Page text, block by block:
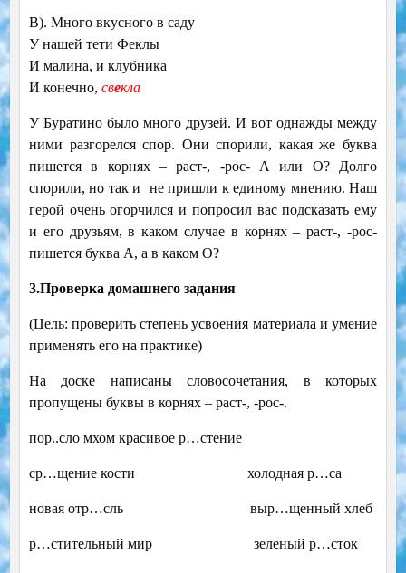
В). Много вкусного в саду
У нашей тети Феклы
И малина, и клубника
И конечно, свекла
У Буратино было много друзей. И вот однажды между
ними разгорелся спор. Они спорили, какая же буква
пишется в корнях – раст-, -рос- А или О? Долго
спорили, но так и не пришли к единому мнению. Наш
герой очень огорчился и попросил вас подсказать ему
и его друзьям, в каком случае в корнях – раст-, -рос-
пишется буква А, а в каком О?
3.Проверка домашнего задания
(Цель: проверить степень усвоения материала и умение
применять его на практике)
На доске написаны словосочетания, в которых
пропущены буквы в корнях – раст-, -рос-.
пор..сло мхом красивое р…стение
ср…щение кости холодная р…са
новая отр…сль выр…щенный хлеб
р…стительный мир зеленый р…сток